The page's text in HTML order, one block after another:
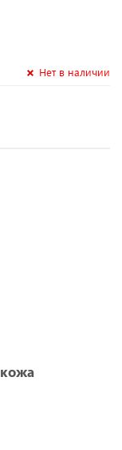
Нет в наличии